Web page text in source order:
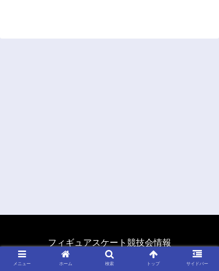
フィギュアスケート競技会情報
© 2011 フィギュアスケート競技会情報.
メニュー ホーム 検索 トップ サイドバー